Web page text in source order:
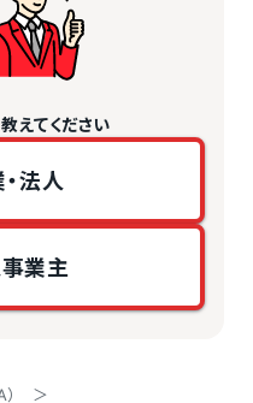
えてください
法人
業主